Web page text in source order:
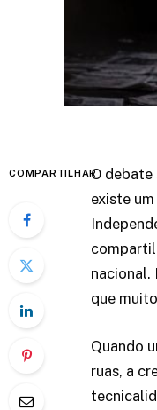
COMPARTILHARO
existe
nacional.
que
Quando
ruas, a